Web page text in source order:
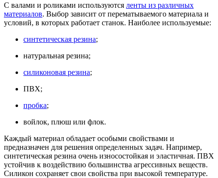
С валами и роликами используются ленты из различных
материалов. Выбор зависит от перематываемого материала и
условий, в которых работает станок. Наиболее используемые:
синтетическая резина;
натуральная резина;
силиконовая резина;
ПВХ;
пробка;
войлок, плюш или флок.
Каждый материал обладает особыми свойствами и
предназначен для решения определенных задач. Например,
синтетическая резина очень износостойкая и эластичная. ПВХ
устойчив к воздействию большинства агрессивных веществ.
Силикон сохраняет свои свойства при высокой температуре.